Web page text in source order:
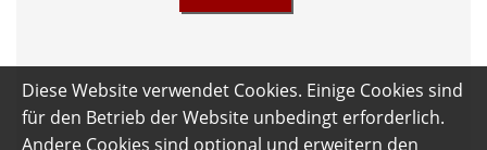
Diese Website verwendet Cookies. Einige Cookies sind
für den Betrieb der Website unbedingt erforderlich.
Andere Cookies sind optional und erweitern den